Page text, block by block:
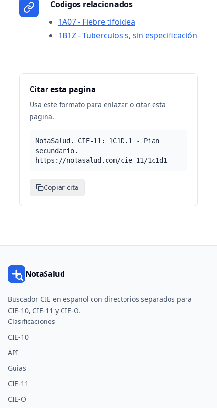
Codigos relacionados
1A07 - Fiebre tifoidea
1B1Z - Tuberculosis, sin especificación
Citar esta pagina
Usa este formato para enlazar o citar esta
pagina.
NotaSalud. CIE-11: 1C1D.1 - Pian
secundario.
https://notasalud.com/cie-11/1c1d1
Copiar cita
NotaSalud
Buscador CIE en espanol con directorios separados para
CIE-10, CIE-11 y CIE-O.
Clasificaciones
CIE-10
API
Guias
CIE-11
CIE-O